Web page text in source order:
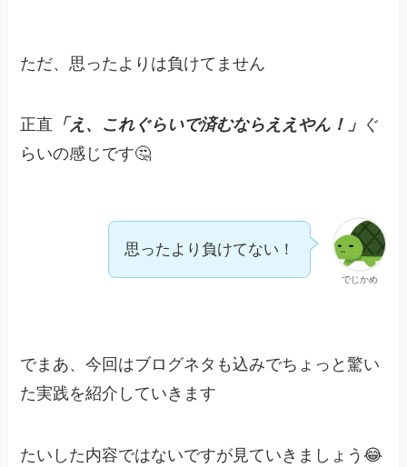
ただ、思ったよりは負けてません
正直 「え、これぐらいで済むならええやん！」 ぐ
らいの感じです🤔
でじかめ
思ったより負けてない！
でまあ、今回はブログネタも込みでちょっと驚い
た実践を紹介していきます
たいした内容ではないですが見ていきましょう😂